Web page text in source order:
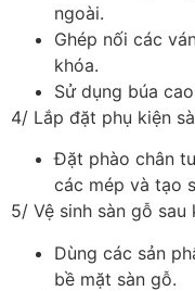
ngoài.
Ghép nối các
khóa.
Sử dụng búa
4/ Lắp đặt phụ kiện
Đặt phào chân
các mép và tạo
5/ Vệ sinh sàn gỗ sau
Dùng các sản
bề mặt sàn gỗ.